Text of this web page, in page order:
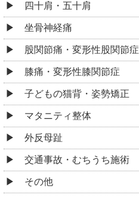
四十肩・五十肩
坐骨神経痛
股関節痛・変形性股関節症
膝痛・変形性膝関節症
子どもの猫背・姿勢矯正
マタニティ整体
外反母趾
交通事故・むちうち施術
その他